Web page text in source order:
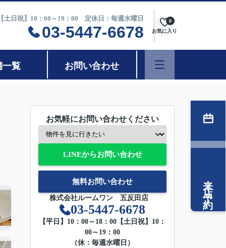
土日祝】10：00～19：00 定休日：毎週水曜日
03-5447-6678 お気に入り
0
一覧 お問い合わせ
お気軽にお問い合わせください
LINEからお問い合わせ
無料お問い合わせ
株式会社ルームワン 五反田店
03-5447-6678
【平日】10：00～18：00【土日祝】10：
00～19：00
（休：毎週水曜日）
来店予約